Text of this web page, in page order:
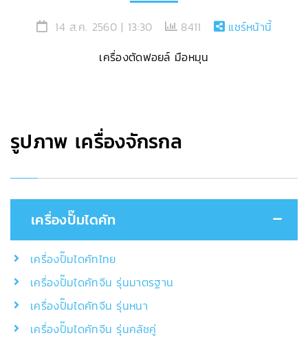
14 ส.ค. 2560 | 13:30 8411
แชร์หน้านี้
เครื่องตัดฟอยล์ มือหมุน
รูปภาพ เครื่องจักรกล
เครื่องปั๊มไดคัท
เครื่องปั๊มไดคัทไทย
เครื่องปั๊มไดคัทจีน รุ่นมาตรฐาน
เครื่องปั๊มไดคัทจีน รุ่นหนา
เครื่องปั๊มไดคัทจีน รุ่นคลัชคู่